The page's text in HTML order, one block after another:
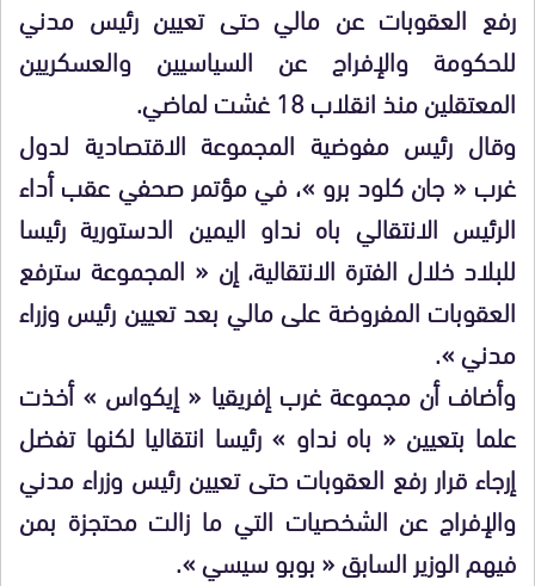
رفع العقوبات عن مالي حتى تعيين رئيس مدني
للحكومة والإفراج عن السياسيين والعسكريين
المعتقلين منذ انقلاب 18 غشت لماضي.
وقال رئيس مفوضية المجموعة الاقتصادية لدول
غرب « جان كلود برو »، في مؤتمر صحفي عقب أداء
الرئيس الانتقالي باه نداو اليمين الدستورية رئيسا
للبلاد خلال الفترة الانتقالية، إن « المجموعة سترفع
العقوبات المفروضة على مالي بعد تعيين رئيس وزراء
مدني ».
وأضاف أن مجموعة غرب إفريقيا « إيكواس » أخذت
علما بتعيين « باه نداو » رئيسا انتقاليا لكنها تفضل
إرجاء قرار رفع العقوبات حتى تعيين رئيس وزراء مدني
والإفراج عن الشخصيات التي ما زالت محتجزة بمن
فيهم الوزير السابق « بوبو سيسي ».